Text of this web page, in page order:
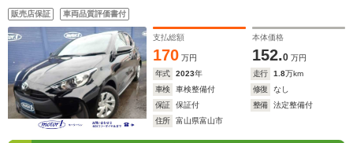
コントロール オートエアコン 衝突被害軽減ブレーキ 横滑
り防止装置 純正ドラレコ オートハイビーム
販売店保証 車両品質評価書付
支払総額
170 万円
本体価格
152.0 万円
年式
2023年 走行 1.8万km
車検
車検整備付 修復
なし
保証
保証付 整備
法定整備付
住所
富山県富山市